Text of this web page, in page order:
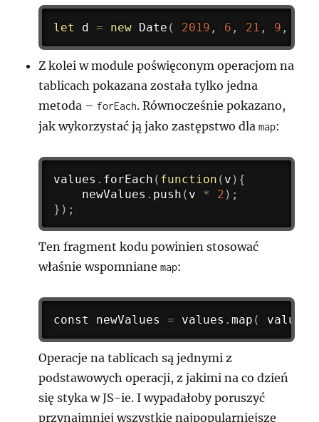
let d = new Date ( 2019 , 6 , 21 , 9 ,
Z kolei w module poświęconym operacjom na
tablicach pokazana została tylko jedna
metoda – forEach. Równocześnie pokazano,
jak wykorzystać ją jako zastępstwo dlamap:
values . forEach ( function ( v ) {
	newValues
. push ( v * 2 ) ;
} ) ;
Ten fragment kodu powinien stosować
właśnie wspomnianemap:
const newValues = values .map ( value
Operacje na tablicach są jednymi z
podstawowych operacji, z jakimi na co dzień
się styka w JS-ie. I wypadałoby poruszyć
przynajmniej wszystkie najpopularniejsze